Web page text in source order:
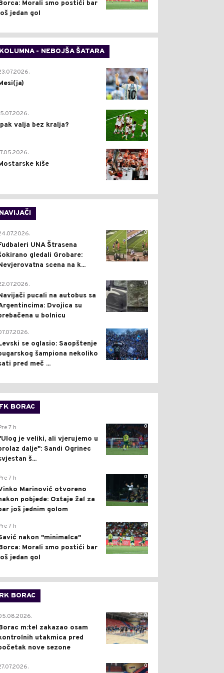
Morali smo postići bar
jedan gol
KOLUMNA - NEBOJŠA ŠATARA
0
2
valja bez kralja?
0
kiše
NAVIJAČI
0
UNA Štrasena
gledali Grobare:
scena na k...
0
pucali na autobus sa
Dvojica su
u bolnicu
1
se oglasio: Saopštenje
šampiona nekoliko
pred meč ...
FK BORAC
0
7 h
je veliki, ali vjerujemo u
dalje": Sandi Ogrinec
š...
0
7 h
Marinović otvoreno
pobjede: Ostaje žal za
još jednim golom
0
7 h
nakon "minimalca"
Morali smo postići bar
jedan gol
RK BORAC
0
m:tel zakazao osam
utakmica pred
nove sezone
0